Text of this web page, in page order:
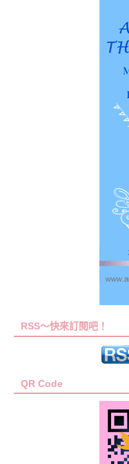
RSS～快來訂閱吧！
QR Code